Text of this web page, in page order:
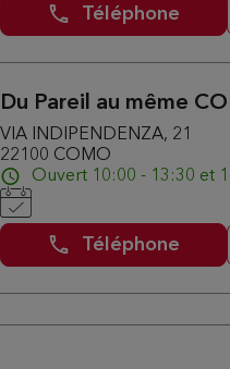
Téléphone
Du Pareil au même
VIA INDIPENDENZA, 21
22100 COMO
Ouvert 10:00 - 13:30 et
Téléphone